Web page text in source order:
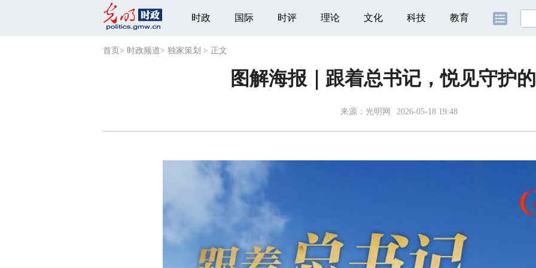
时政 国际 时评 理论 文化 科技 教育
首页 > 时政频道> 独家策划 > 正文
图解海报｜跟着总书记，悦见守护
来源： 光明网 2026-05-18 19:48